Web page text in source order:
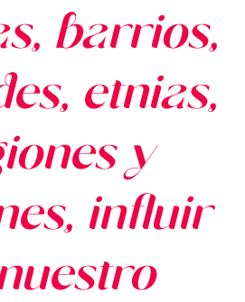
barrios,
etnias,
y
influir